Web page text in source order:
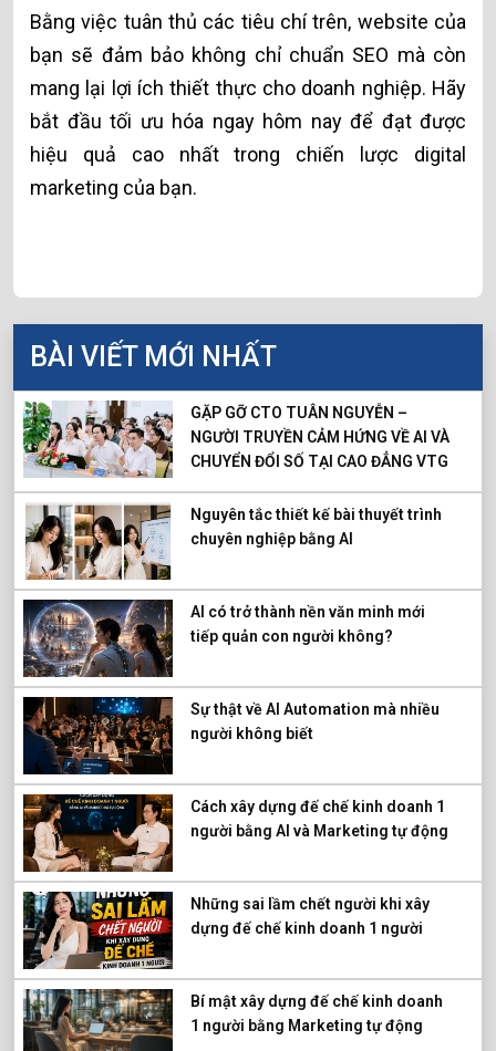
Bằng việc tuân thủ các tiêu chí trên, website của
bạn sẽ đảm bảo không chỉ chuẩn SEO mà còn
mang lại lợi ích thiết thực cho doanh nghiệp. Hãy
bắt đầu tối ưu hóa ngay hôm nay để đạt được
hiệu quả cao nhất trong chiến lược digital
marketing của bạn.
BÀI VIẾT MỚI NHẤT
GẶP GỠ CTO TUÂN NGUYỄN –
NGƯỜI TRUYỀN CẢM HỨNG VỀ AI VÀ
CHUYỂN ĐỔI SỐ TẠI CAO ĐẲNG VTG
Nguyên tắc thiết kế bài thuyết trình
chuyên nghiệp bằng AI
AI có trở thành nền văn minh mới
tiếp quản con người không?
Sự thật về AI Automation mà nhiều
người không biết
Cách xây dựng đế chế kinh doanh 1
người bằng AI và Marketing tự động
Những sai lầm chết người khi xây
dựng đế chế kinh doanh 1 người
Bí mật xây dựng đế chế kinh doanh
1 người bằng Marketing tự động